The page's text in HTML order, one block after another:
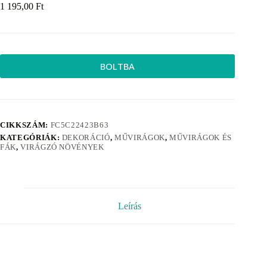
1 195,00 Ft
BOLTBA
CIKKSZÁM: FC5C22423B63
KATEGÓRIÁK: DEKORÁCIÓ, MŰVIRÁGOK,MŰVIRÁGOK ÉS
FÁK,VIRÁGZÓ NÖVÉNYEK
Leírás